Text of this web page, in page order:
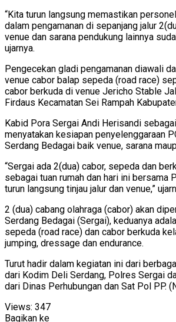
“Kita turun langsung memastikan
dalam pengamanan di sepanjang jalur
venue dan sarana pendukung lainnya
ujarnya.
Pengecekan gladi pengamanan diawali
venue cabor balap sepeda (road race)
cabor berkuda di venue Jericho Stable
Firdaus Kecamatan Sei Rampah
Kabid Pora Sergai Andi Herisandi
menyatakan kesiapan penyelenggaraan
Serdang Bedagai baik venue, sarana
“Sergai ada 2(dua) cabor, sepeda dan
sebagai tuan rumah dan hari ini bersama
turun langsung tinjau jalur dan venue,”
2 (dua) cabang olahraga (cabor) akan
Serdang Bedagai (Sergai), keduanya
sepeda (road race) dan cabor berkuda
jumping, dressage dan endurance.
Turut hadir dalam kegiatan ini dari
dari Kodim Deli Serdang, Polres Sergai
dari Dinas Perhubungan dan Sat Pol PP.
Views: 347
Bagikan ke